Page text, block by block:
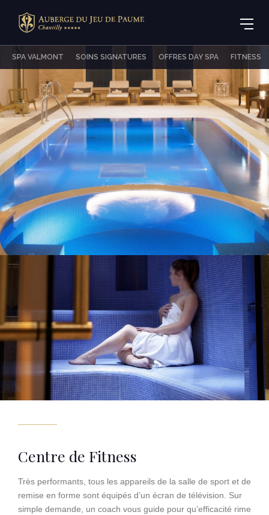
SPA VALMONT SOINS SIGNATURES OFFRES DAY SPA FITNESS
Centre de Fitness
Très performants, tous les appareils de la salle de sport et de
remise en forme sont équipés d’un écran de télévision. Sur
simple demande, un coach vous guide pour qu’efficacité rime